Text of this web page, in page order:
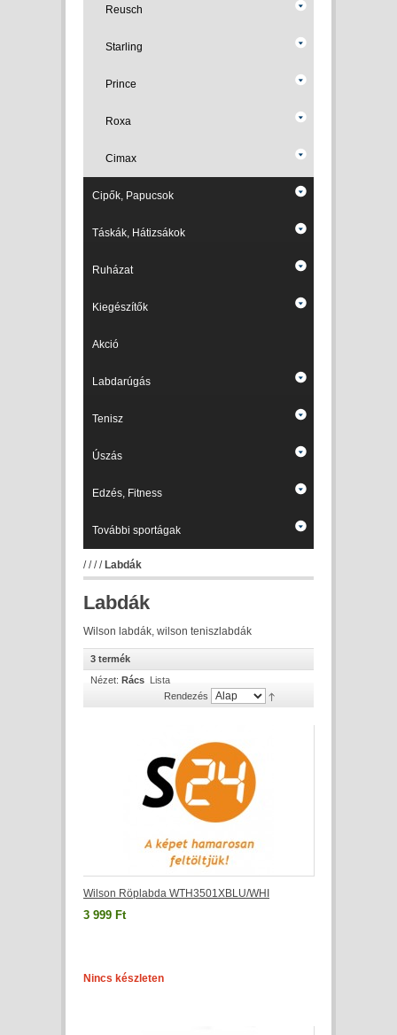
Reusch
Starling
Prince
Roxa
Cimax
Cipők, Papucsok
Táskák, Hátizsákok
Ruházat
Kiegészítők
Akció
Labdarúgás
Tenisz
Úszás
Edzés, Fitness
További sportágak
//// Labdák
Labdák
Wilson labdák, wilson teniszlabdák
3 termék
Nézet: Rács Lista
Rendezés
Wilson Röplabda WTH3501XBLU/WHI
3 999 Ft
Nincs készleten